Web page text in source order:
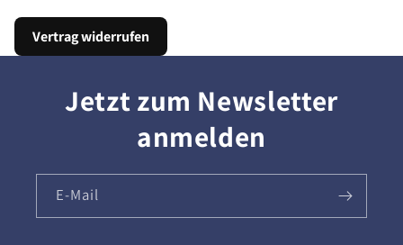
Vertrag widerrufen
Jetzt zum Newsletter
anmelden
E-Mail